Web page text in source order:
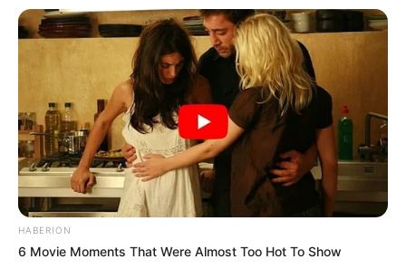
HABERION
6 Movie Moments That Were Almost Too Hot To Show